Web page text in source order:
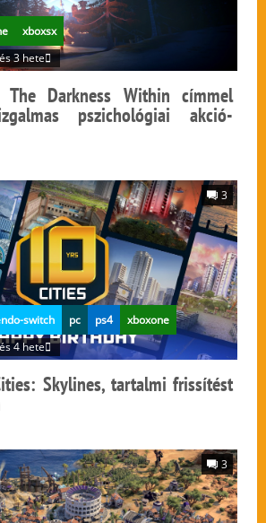
xboxsx
3 hete
The Darkness Within címmel
pszichológiai akció-
3
switch pc ps4
xboxone
4 hete
Skylines, tartalmi frissítést
3